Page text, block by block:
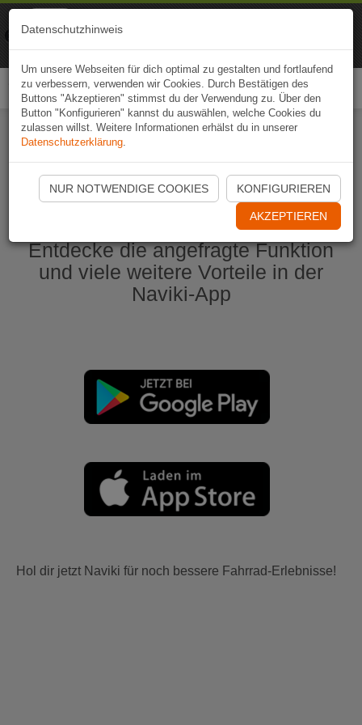
Naviki App jetzt öffnen
Entdecke die angefragte Funktion
und viele weitere Vorteile in der
Naviki-App
Hol dir jetzt Naviki für noch bessere Fahrrad-Erlebnisse!
Datenschutzhinweis
Um unsere Webseiten für dich optimal zu gestalten und fortlaufend
zu verbessern, verwenden wir Cookies. Durch Bestätigen des
Buttons "Akzeptieren" stimmst du der Verwendung zu. Über den
Button "Konfigurieren" kannst du auswählen, welche Cookies du
zulassen willst. Weitere Informationen erhälst du in unserer
Datenschutzerklärung.
NUR NOTWENDIGE COOKIES KONFIGURIEREN
AKZEPTIEREN
Naviki